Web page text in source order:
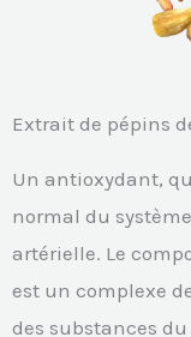
Extrait de pépins
Un antioxydant,
normal du
artérielle. Le
est un complexe
des substances